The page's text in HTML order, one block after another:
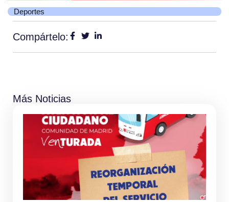
Deportes
Compártelo:
Más Noticias